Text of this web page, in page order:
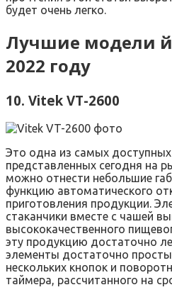
будет очень легко.
Лучшие модели
2022 году
10. Vitek VT-2600
Это одна из самых
представленных сегодня на
можно отнести небольшие
функцию автоматического
приготовления продукции.
стаканчики вместе с чашей
высококачественного
эту продукцию достаточно
элементы достаточно
нескольких кнопок и
таймера, рассчитанного на